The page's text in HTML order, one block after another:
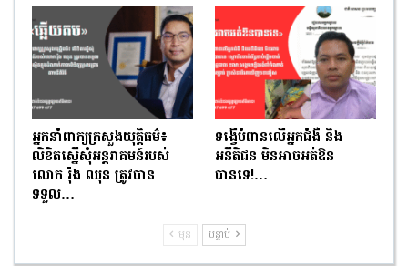
អ្នកនាំពាក្យក្រសួងយុត្តិធម៌៖
លិខិតស្នើសុំអន្តរាគមន៍របស់
លោក រ៉ុង ឈុន ត្រូវបាន
ទទួល…
ទង្វើបំពានលើអ្នកជំងឺ និង
អនីតិជន មិនអាចអត់ឱន
បានទេ!…
មុន បន្ទាប់